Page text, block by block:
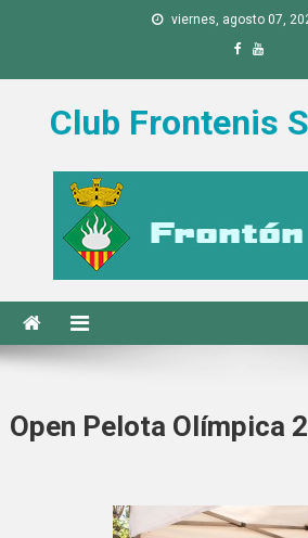
viernes, agosto 07,
Club Frontenis
Open Pelota Olímpica